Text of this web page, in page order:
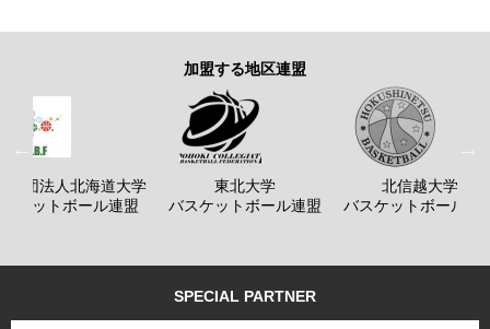
加盟する地区連盟
社団法人北海道大学
ケットボール連盟
東北大学
バスケットボール連盟
北信越大学
バスケットボール連
SPECIAL PARTNER